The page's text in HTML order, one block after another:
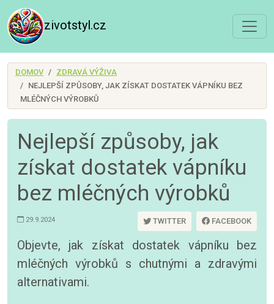
zivotstyl.cz
DOMOV
ZDRAVÁ VÝŽIVA
NEJLEPŠÍ ZPŮSOBY, JAK ZÍSKAT DOSTATEK VÁPNÍKU BEZ
MLÉČNÝCH VÝROBKŮ
Nejlepší způsoby, jak
získat dostatek vápníku
bez mléčných výrobků
29.9.2024 TWITTER FACEBOOK
Objevte, jak získat dostatek vápníku bez
mléčných výrobků s chutnými a zdravými
alternativami.